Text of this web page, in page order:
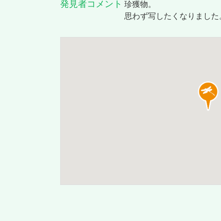
発見者コメント 珍獲物。
思わず写したくなりました